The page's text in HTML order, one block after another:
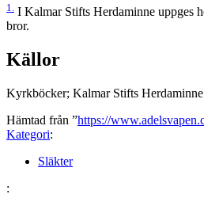
1. I Kalmar Stifts Herdaminne uppges
bror.
Källor
Kyrkböcker; Kalmar Stifts
Hämtad från ”https://
Kategori:
Släkter
: